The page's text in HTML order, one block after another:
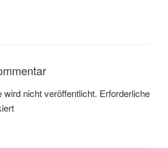
nicht veröffentlicht. Erforderliche